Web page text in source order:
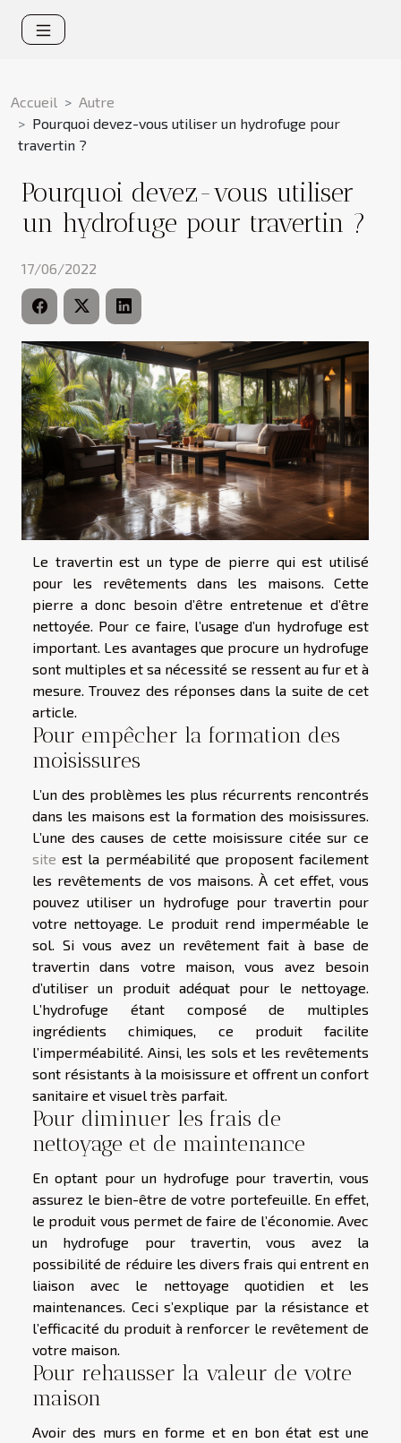
Accueil
Autre
Pourquoi devez-vous utiliser un hydrofuge pour
travertin ?
Pourquoi devez-vous utiliser
un hydrofuge pour travertin ?
17/06/2022
Le travertin est un type de pierre qui est utilisé
pour les revêtements dans les maisons. Cette
pierre a donc besoin d’être entretenue et d’être
nettoyée. Pour ce faire, l’usage d’un hydrofuge est
important. Les avantages que procure un hydrofuge
sont multiples et sa nécessité se ressent au fur et à
mesure. Trouvez des réponses dans la suite de cet
article.
Pour empêcher la formation des
moisissures
L’un des problèmes les plus récurrents rencontrés
dans les maisons est la formation des moisissures.
L’une des causes de cette moisissure citée sur ce
site est la perméabilité que proposent facilement
les revêtements de vos maisons. À cet effet, vous
pouvez utiliser un hydrofuge pour travertin pour
votre nettoyage. Le produit rend imperméable le
sol. Si vous avez un revêtement fait à base de
travertin dans votre maison, vous avez besoin
d’utiliser un produit adéquat pour le nettoyage.
L’hydrofuge étant composé de multiples
ingrédients chimiques, ce produit facilite
l’imperméabilité. Ainsi, les sols et les revêtements
sont résistants à la moisissure et offrent un confort
sanitaire et visuel très parfait.
Pour diminuer les frais de
nettoyage et de maintenance
En optant pour un hydrofuge pour travertin, vous
assurez le bien-être de votre portefeuille. En effet,
le produit vous permet de faire de l’économie. Avec
un hydrofuge pour travertin, vous avez la
possibilité de réduire les divers frais qui entrent en
liaison avec le nettoyage quotidien et les
maintenances. Ceci s’explique par la résistance et
l’efficacité du produit à renforcer le revêtement de
votre maison.
Pour rehausser la valeur de votre
maison
Avoir des murs en forme et en bon état est une